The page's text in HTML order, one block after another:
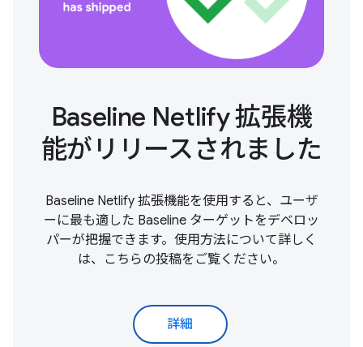
Baseline Netlify 拡張機
能がリリースされました
Baseline Netlify 拡張機能を使用すると、ユーザ
ーに最も適した Baseline ターゲットをデベロッ
パーが把握できます。使用方法について詳しく
は、こちらの投稿をご覧ください。
詳細